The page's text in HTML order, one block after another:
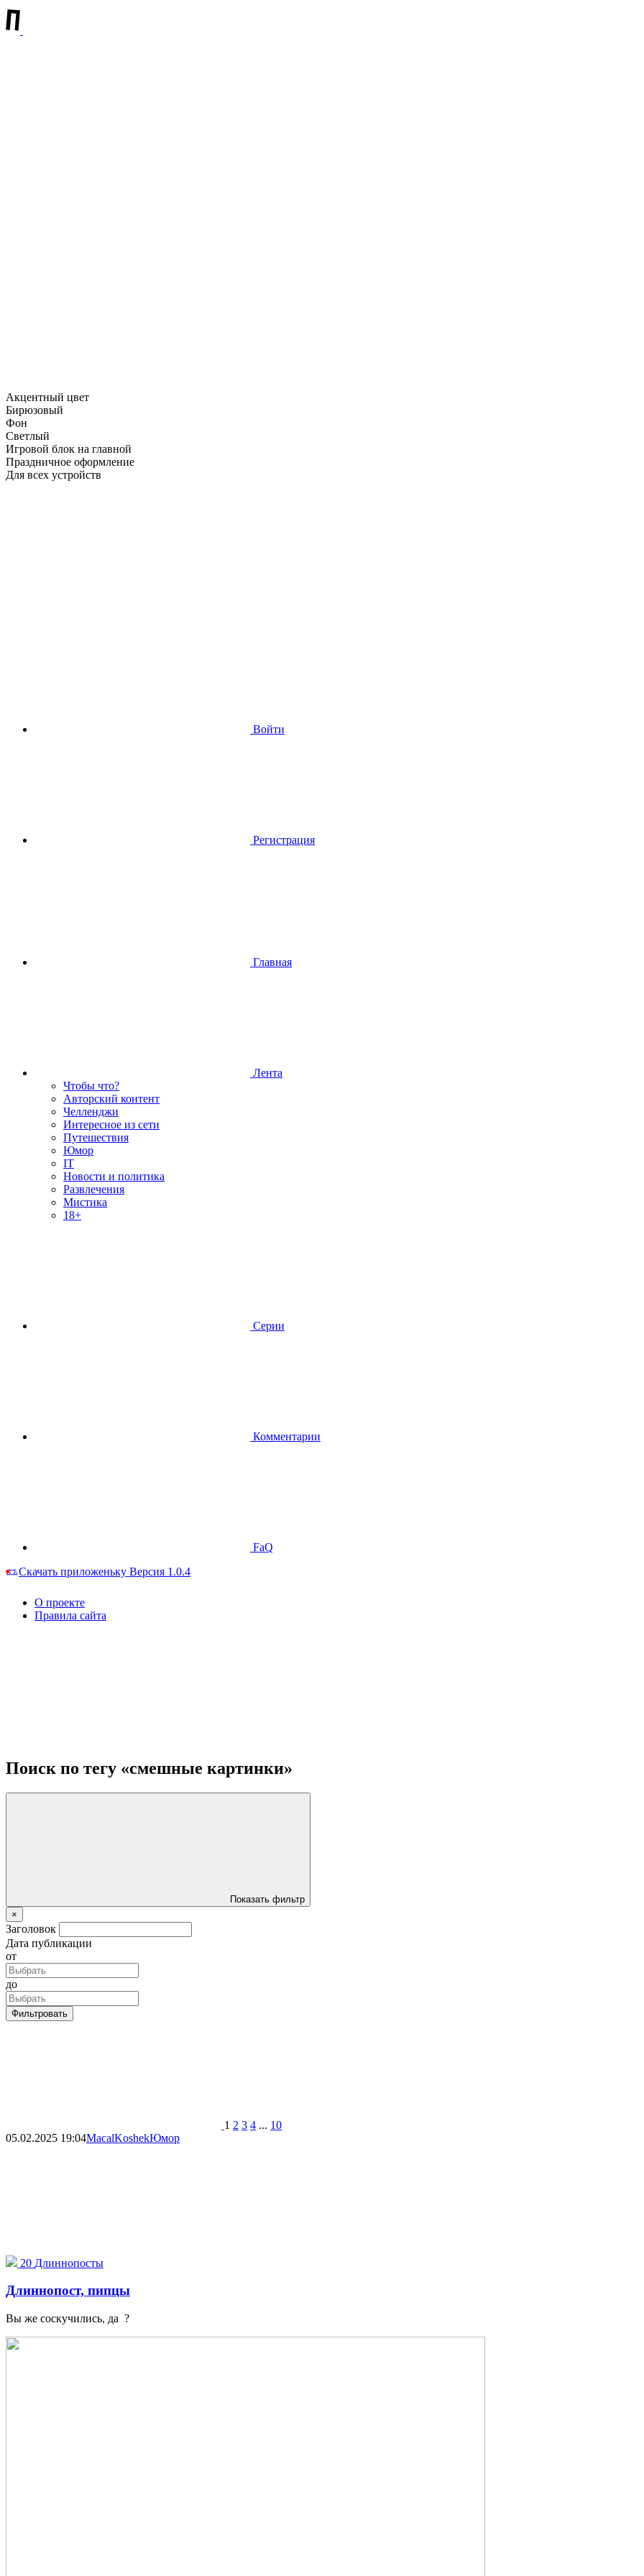
Акцентный цвет
Бирюзовый
Фон
Светлый
Игровой блок на главной
Праздничное оформление
Для всех устройств
Войти
Регистрация
Главная
Лента
Чтобы что?
Авторский контент
Челленджи
Интересное из сети
Путешествия
Юмор
IT
Новости и политика
Развлечения
Мистика
18+
Серии
Комментарии
FaQ
Скачать приложеньку Версия 1.0.4
О проекте
Правила сайта
Поиск по тегу «смешные картинки»
Показать фильтр
×
Заголовок
Дата публикации
от
до
Фильтровать
1 2 3 4 ... 10
05.02.2025 19:04MacalKoshekЮмор
20 Длиннопосты
Длиннопост, пипцы
Вы же соскучились, да ?